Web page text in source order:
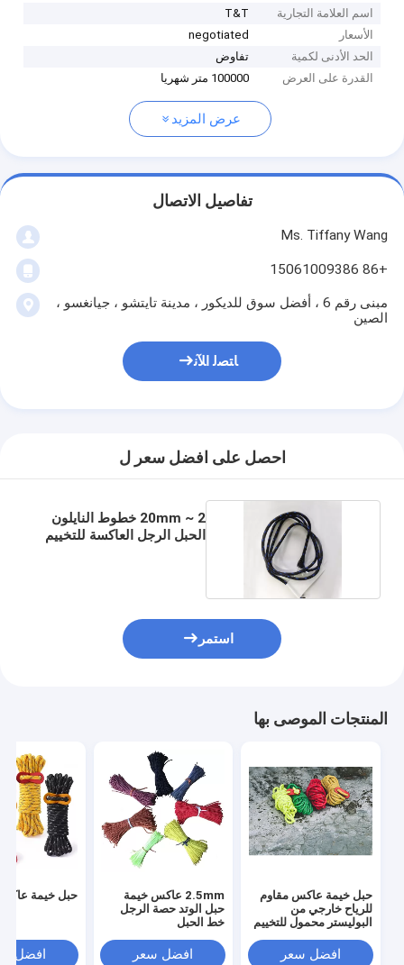
اسم العلامة التجارية
T&T
الأسعار
negotiated
الحد الأدنى لكمية
تفاوض
القدرة على العرض
100000 متر شهريا
عرض المزيد
تفاصيل الاتصال
Ms. Tiffany Wang
+86 15061009386
مبنى رقم 6 ، أفضل سوق للديكور ، مدينة تايتشو ، جيانغسو ،
الصين
ﺎﺘﺼﻟ ﺍﻶﻧ
احصل على افضل سعر ل
2 ~ 20mm خطوط النايلون
الحبل الرجل العاكسة للتخييم
استمر
المنتجات الموصى بها
حبل خيمة عاكس مقاوم
للرياح خارجي من
البوليستر محمول للتخييم
افضل سعر
2.5mm عاكس خيمة
حبل الوتد حصة الرجل
خط الحبل
افضل سعر
حبل خيمة عاكس 4
افضل